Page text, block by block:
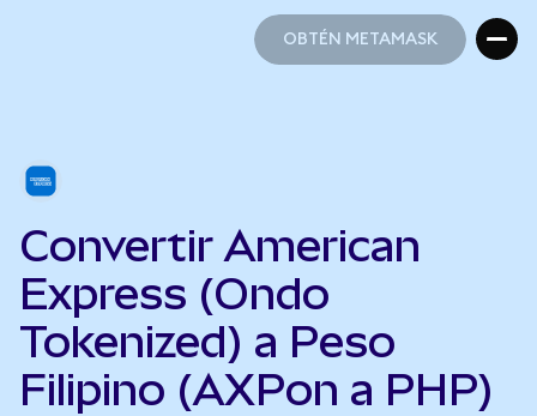
OBTÉN METAMASK
Convertir American
Express (Ondo
Tokenized) a Peso
Filipino (AXPon a PHP)